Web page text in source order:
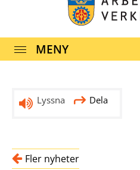
MENY
Lyssna Dela
Fler nyheter